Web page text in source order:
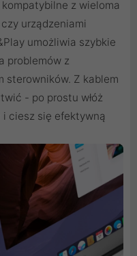
z wieloma
urządzeniami
umożliwia szybkie
problemów z
sterowników. Z kablem
- po prostu włóż
ciesz się efektywną